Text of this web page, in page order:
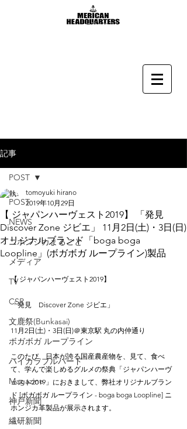
記事
POST
NEWS
ニホンジカまるごと
メディア
TV
CSR
文鹿祭(Bunkasai)
ボガボガ ループライン
ハイカラブルバード
Magazine
神戸新聞
繊研新聞
POST
【 ジャパンハーヴェスト2019】 「発見
Discover Zone ジビエ」 11月2日(土)・3日(日)
オリジナルブランド「boga boga
Loopline」(ボガボガ ループライン)製品
tomoyuki hirano
2019年10月29日
【 ジャパンハーヴェスト2019】
「発見　Discover Zone ジビエ」
11月2日(土)・3日(日)＠東京駅 丸の内仲通り
このたび、日本が誇る国産農産物を、見て、食べ
て、学んで楽しめるグルメの祭典「ジャパンハーヴ
ェスト2019」におきまして、弊社オリジナルブラン
ド [ボガボガ ループライン - boga boga Loopline] ニ
ホンジカ革製品が展示されます。